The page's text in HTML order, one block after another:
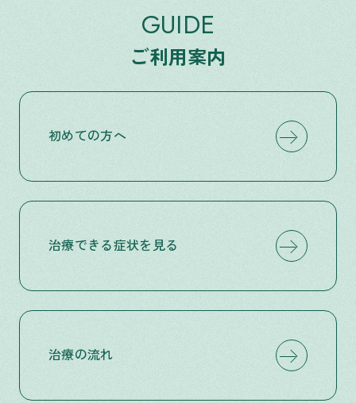
GUIDE
ご利用案内
初めての方へ
治療できる症状を見る
治療の流れ